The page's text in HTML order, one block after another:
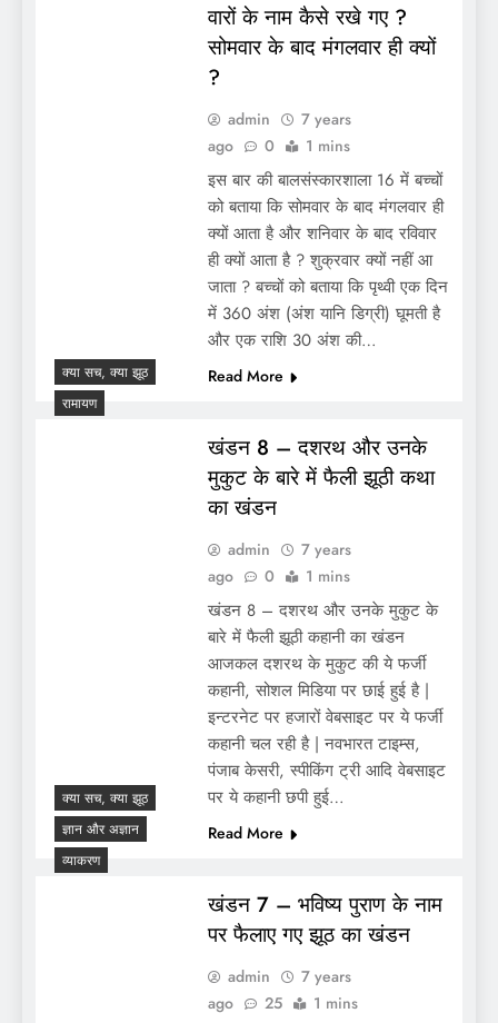
वारों के नाम कैसे रखे गए ?
सोमवार के बाद मंगलवार ही क्यों
?
admin
7 years
ago
0 1 mins
इस बार की बालसंस्कारशाला 16 में बच्चों
को बताया कि सोमवार के बाद मंगलवार ही
क्यों आता है और शनिवार के बाद रविवार
ही क्यों आता है ? शुक्रवार क्यों नहीं आ
जाता ? बच्चों को बताया कि पृथ्वी एक दिन
में 360 अंश (अंश यानि डिग्री) घूमती है
और एक राशि 30 अंश की…
Read More
क्या सच, क्या झूठ
रामायण
खंडन 8 – दशरथ और उनके
मुकुट के बारे में फैली झूठी कथा
का खंडन
admin
7 years
ago
0 1 mins
खंडन 8 – दशरथ और उनके मुकुट के
बारे में फैली झूठी कहानी का खंडन
आजकल दशरथ के मुकुट की ये फर्जी
कहानी, सोशल मिडिया पर छाई हुई है |
इन्टरनेट पर हजारों वेबसाइट पर ये फर्जी
कहानी चल रही है | नवभारत टाइम्स,
पंजाब केसरी, स्पीकिंग ट्री आदि वेबसाइट
पर ये कहानी छपी हुई…
Read More
क्या सच, क्या झूठ
ज्ञान और अज्ञान
व्याकरण
खंडन 7 – भविष्य पुराण के नाम
पर फैलाए गए झूठ का खंडन
admin
7 years
ago
25 1 mins